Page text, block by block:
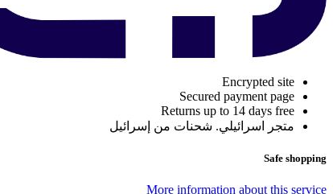
Encrypted site
Secured payment page
Returns up to 14 days free
متجر اسرائيلي. شحنات من إسرائيل
Safe shopping
More information about this service